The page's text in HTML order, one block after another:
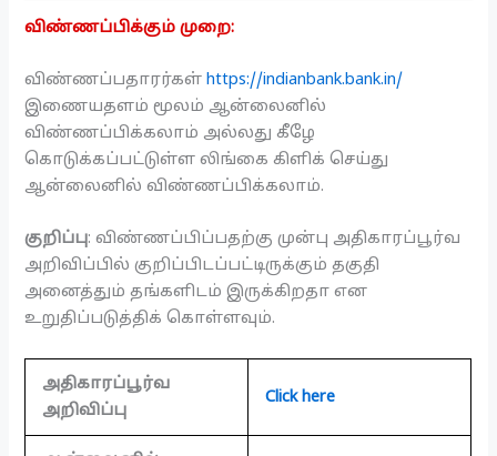
விண்ணப்பிக்கும் முறை:
விண்ணப்பதாரர்கள்https://indianbank.bank.in/
இணையதளம் மூலம் ஆன்லைனில்
விண்ணப்பிக்கலாம் அல்லது கீழே
கொடுக்கப்பட்டுள்ள லிங்கை கிளிக் செய்து
ஆன்லைனில் விண்ணப்பிக்கலாம்.
குறிப்பு: விண்ணப்பிப்பதற்கு முன்பு அதிகாரப்பூர்வ
அறிவிப்பில் குறிப்பிடப்பட்டிருக்கும் தகுதி
அனைத்தும் தங்களிடம் இருக்கிறதா என
உறுதிப்படுத்திக் கொள்ளவும்.
அதிகாரப்பூர்வ
அறிவிப்பு
Click here